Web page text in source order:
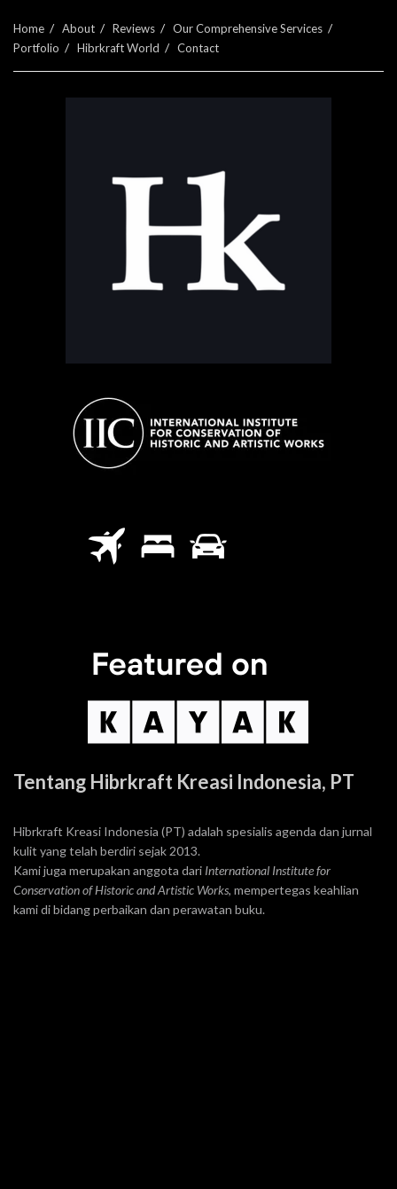
Home About Reviews
Our Comprehensive Services
Portfolio
Hibrkraft World Contact
Tentang Hibrkraft Kreasi Indonesia, PT
Hibrkraft Kreasi Indonesia (PT) adalah spesialis agenda dan jurnal
kulit yang telah berdiri sejak 2013.
Kami juga merupakan anggota dari International Institute for
Conservation of Historic and Artistic Works, mempertegas keahlian
kami di bidang perbaikan dan perawatan buku.